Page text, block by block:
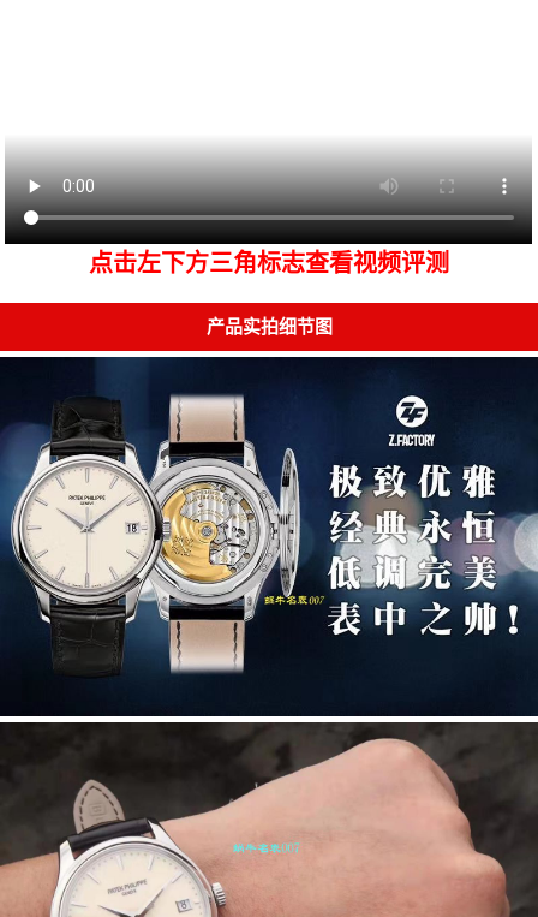
点击左下方三角标志查看视频评测
产品实拍细节图